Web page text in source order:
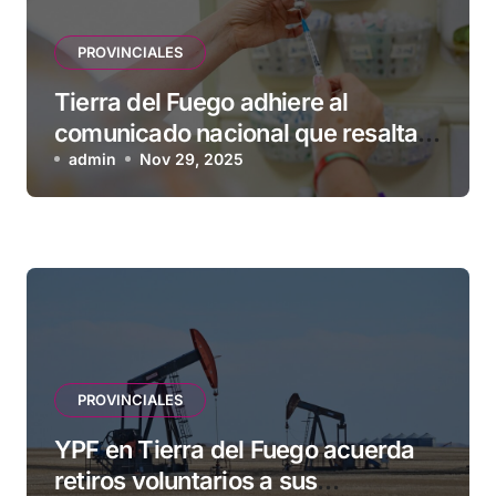
PROVINCIALES
Tierra del Fuego adhiere al
comunicado nacional que resalta
la seguridad y eficacia de las
vacunas
admin Nov 29, 2025
PROVINCIALES
YPF en Tierra del Fuego acuerda
retiros voluntarios a sus